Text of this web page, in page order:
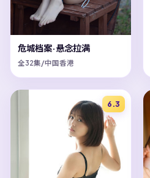
危城档案·悬念拉满
全32集/中国香港
6.3